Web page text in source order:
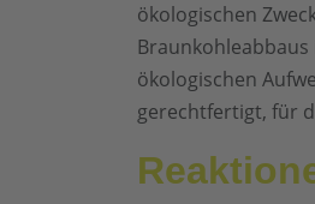
ökologischen
ökologischen
gerechtfertigt, für